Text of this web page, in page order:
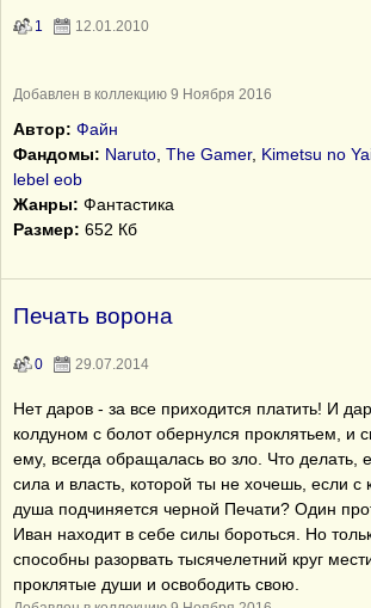
1 12.01.2010
Добавлен в коллекцию 9 Ноября 2016
Автор: Файн
Фандомы: Naruto The Gamer, Kimetsu no
lebel eob
Жанры: Фантастика
Размер: 652 Кб
Печать ворона
0 29.07.2014
Нет даров - за все приходится платить! И
колдуном с болот обернулся проклятьем, и
ему, всегда обращалась во зло. Что делать,
сила и власть, которой ты не хочешь, если
душа подчиняется черной Печати? Один
Иван находит в себе силы бороться. Но
способны разорвать тысячелетний круг
проклятые души и освободить свою.